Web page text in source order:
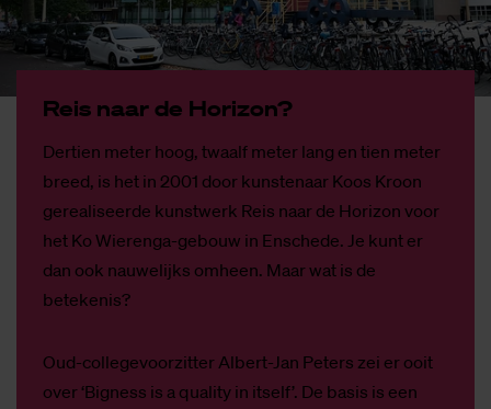
Reis naar de Ho­ri­zon?
Dertien meter hoog, twaalf meter lang en tien meter
breed, is het in 2001 door kunstenaar Koos Kroon
gerealiseerde kunstwerk Reis naar de Horizon voor
het Ko Wierenga-gebouw in Enschede. Je kunt er
dan ook nauwelijks omheen. Maar wat is de
betekenis?
Oud-collegevoorzitter Albert-Jan Peters zei er ooit
over ‘Bigness is a quality in itself’. De basis is een